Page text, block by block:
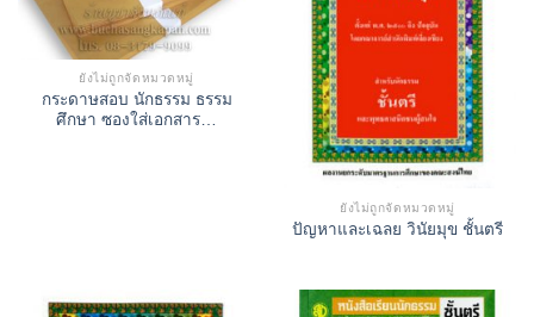
ยังไม่ถูกจัดหมวดหมู่
กระดาษสอบ นักธรรม ธรรม
ศึกษา ซองใส่เอกสาร…
ยังไม่ถูกจัดหมวดหมู่
ปัญหาและเฉลย วินัยมุข ชั้นตรี